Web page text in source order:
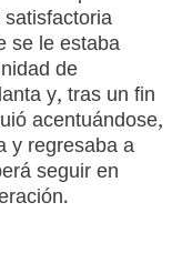
se le estaba
de
y, tras un fin
acentuándose,
y regresaba a
seguir en